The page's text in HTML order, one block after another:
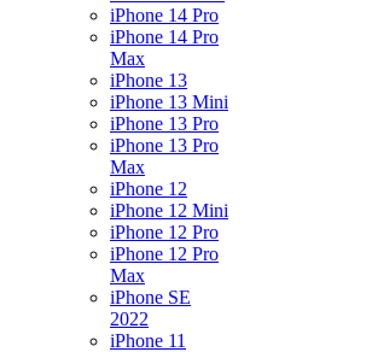
iPhone 14 Pro
iPhone 14 Pro
Max
iPhone 13
iPhone 13 Mini
iPhone 13 Pro
iPhone 13 Pro
Max
iPhone 12
iPhone 12 Mini
iPhone 12 Pro
iPhone 12 Pro
Max
iPhone SE
2022
iPhone 11